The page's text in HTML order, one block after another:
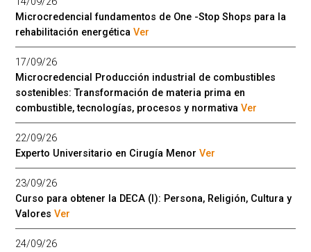
Microcredencial fundamentos de One -Stop Shops para la
rehabilitación energéticaVer
17/09/26
Microcredencial Producción industrial de combustibles
sostenibles: Transformación de materia prima en
combustible, tecnologías, procesos y normativaVer
22/09/26
Experto Universitario en Cirugía MenorVer
23/09/26
Curso para obtener la DECA (I): Persona, Religión, Cultura y
ValoresVer
24/09/26